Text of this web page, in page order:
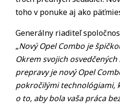
toho v ponuke aj ako
Generálny riaditeľ
„Nový Opel Combo je
Okrem svojich
prepravy je nový Opel
pokročilými technológiami,
o to, aby bola vaša práca